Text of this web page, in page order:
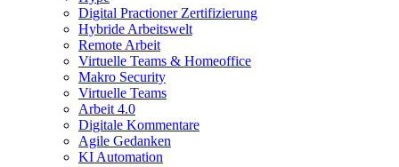
Digital Practioner Zertifizierung
Hybride Arbeitswelt
Remote Arbeit
Virtuelle Teams & Homeoffice
Makro Security
Virtuelle Teams
Arbeit 4.0
Digitale Kommentare
Agile Gedanken
KI Automation